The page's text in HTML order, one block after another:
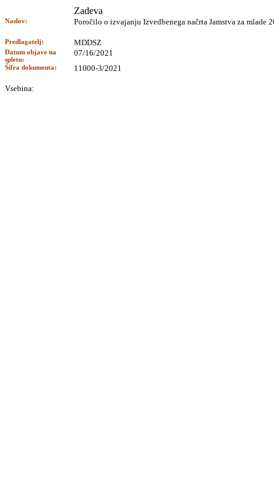
Zadeva
Naslov: Poročilo o izvajanju Izvedbenega načrta Jamstva za mlade
Predlagatelj: MDDSZ
Datum objave na
spletu:
07/16/2021
Šifra dokumenta: 11000-3/2021
Vsebina: